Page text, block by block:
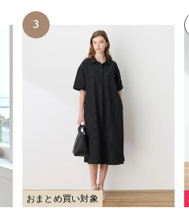
3
おまとめ買い対象